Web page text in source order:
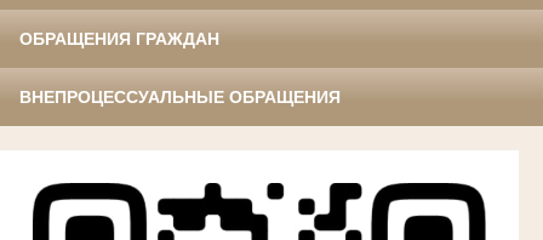
ОБРАЩЕНИЯ ГРАЖДАН
ВНЕПРОЦЕССУАЛЬНЫЕ ОБРАЩЕНИЯ